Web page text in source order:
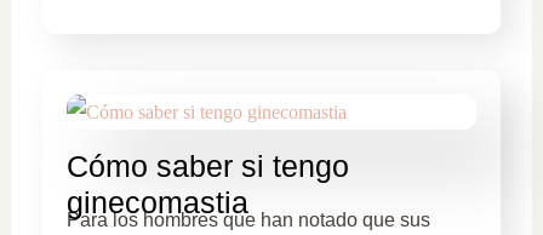
Cómo saber si tengo
ginecomastia
Para los hombres que han notado que sus